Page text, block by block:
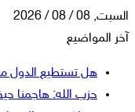
السبت, 08 / 08 / 2026
آخر المواضيع
هل تستطيع الدول
حزب الله: هاجمنا